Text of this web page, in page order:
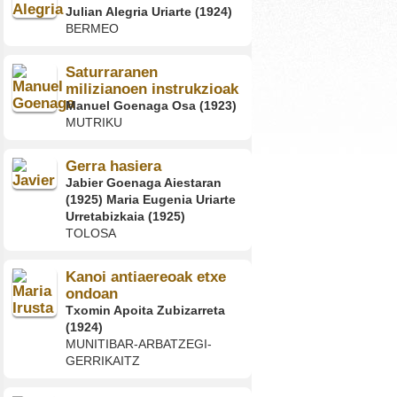
Julian Alegria Uriarte (1924)
BERMEO
Saturraranen
milizianoen instrukzioak
Manuel Goenaga Osa (1923)
MUTRIKU
Gerra hasiera
Jabier Goenaga Aiestaran
(1925) Maria Eugenia Uriarte
Urretabizkaia (1925)
TOLOSA
Kanoi antiaereoak etxe
ondoan
Txomin Apoita Zubizarreta
(1924)
MUNITIBAR-ARBATZEGI-
GERRIKAITZ